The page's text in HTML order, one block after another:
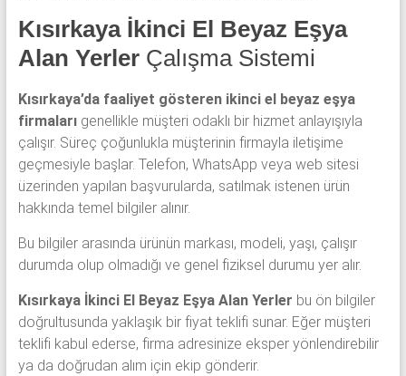
Kısırkaya İkinci El Beyaz Eşya
Alan YerlerÇalışma Sistemi
Kısırkaya’da faaliyet gösteren ikinci el beyaz eşya
firmalarıgenellikle müşteri odaklı bir hizmet anlayışıyla
çalışır. Süreç çoğunlukla müşterinin firmayla iletişime
geçmesiyle başlar. Telefon, WhatsApp veya web sitesi
üzerinden yapılan başvurularda, satılmak istenen ürün
hakkında temel bilgiler alınır.
Bu bilgiler arasında ürünün markası, modeli, yaşı, çalışır
durumda olup olmadığı ve genel fiziksel durumu yer alır.
Kısırkaya İkinci El Beyaz Eşya Alan Yerler bu ön bilgiler
doğrultusunda yaklaşık bir fiyat teklifi sunar. Eğer müşteri
teklifi kabul ederse, firma adresinize eksper yönlendirebilir
ya da doğrudan alım için ekip gönderir.